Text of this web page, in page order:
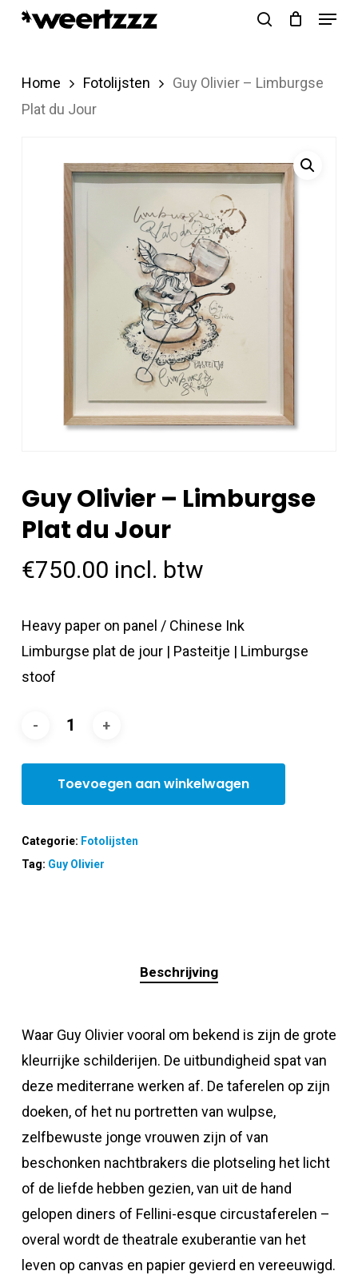
Skip
content
Menu
Home Fotolijsten
Guy Olivier – Limburgse
Plat du Jour
Guy Olivier – Limburgse
Plat du Jour
€750.00 incl. btw
Heavy paper on panel / Chinese Ink
Limburgse plat de jour | Pasteitje | Limburgse
stoof
Toevoegen aan winkelwagen
Categorie: Fotolijsten
Tag: Guy Olivier
Beschrijving
Waar Guy Olivier vooral om bekend is zijn de grote
kleurrijke schilderijen. De uitbundigheid spat van
deze mediterrane werken af. De taferelen op zijn
doeken, of het nu portretten van wulpse,
zelfbewuste jonge vrouwen zijn of van
beschonken nachtbrakers die plotseling het licht
of de liefde hebben gezien, van uit de hand
gelopen diners of Fellini-esque circustaferelen –
overal wordt de theatrale exuberantie van het
leven op canvas en papier gevierd en vereeuwigd.
Menu